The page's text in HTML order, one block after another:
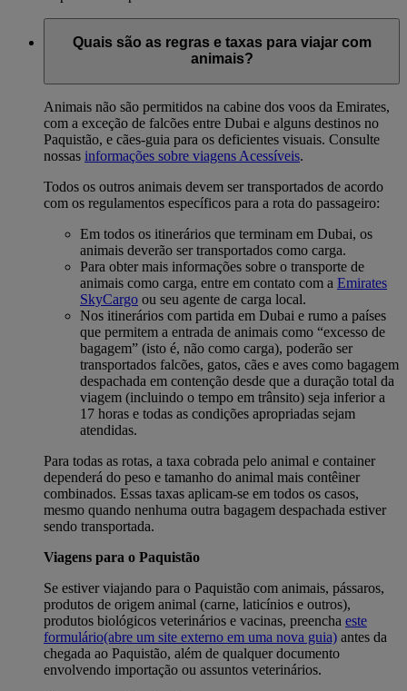
Quais são as regras e taxas para viajar com
animais?
Animais não são permitidos na cabine dos voos da Emirates,
com a exceção de falcões entre Dubai e alguns destinos no
Paquistão, e cães-guia para os deficientes visuais. Consulte
nossas informações sobre viagens Acessíveis.
Todos os outros animais devem ser transportados de acordo
com os regulamentos específicos para a rota do passageiro:
Em todos os itinerários que terminam em Dubai, os
animais deverão ser transportados como carga.
Para obter mais informações sobre o transporte de
animais como carga, entre em contato com a Emirates
SkyCargo ou seu agente de carga local.
Nos itinerários com partida em Dubai e rumo a países
que permitem a entrada de animais como “excesso de
bagagem” (isto é, não como carga), poderão ser
transportados falcões, gatos, cães e aves como bagagem
despachada em contenção desde que a duração total da
viagem (incluindo o tempo em trânsito) seja inferior a
17 horas e todas as condições apropriadas sejam
atendidas.
Para todas as rotas, a taxa cobrada pelo animal e container
dependerá do peso e tamanho do animal mais contêiner
combinados. Essas taxas aplicam-se em todos os casos,
mesmo quando nenhuma outra bagagem despachada estiver
sendo transportada.
Viagens para o Paquistão
Se estiver viajando para o Paquistão com animais, pássaros,
produtos de origem animal (carne, laticínios e outros),
produtos biológicos veterinários e vacinas, preencha este
formulário(abre um site externo em uma nova guia) antes da
chegada ao Paquistão, além de qualquer documento
envolvendo importação ou assuntos veterinários.